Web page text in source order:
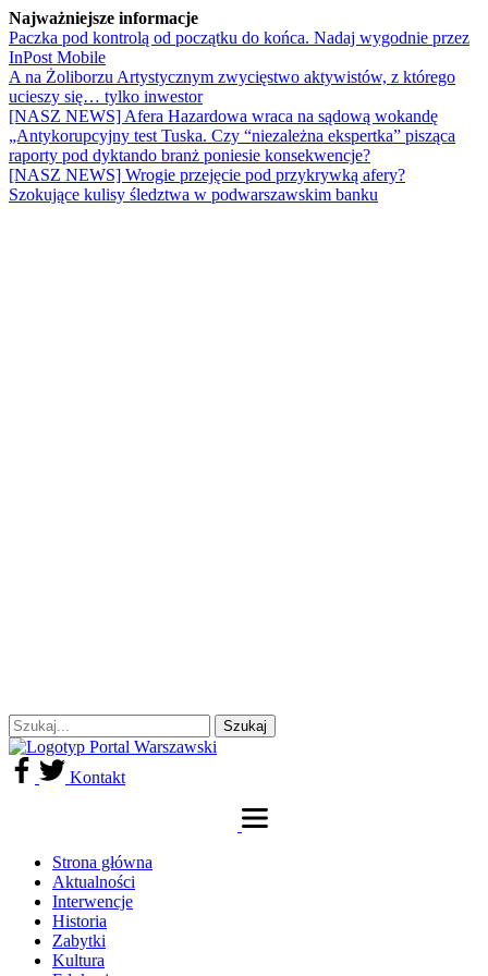
Najważniejsze informacje
Paczka pod kontrolą od początku do końca. Nadaj wygodnie przez
InPost Mobile
A na Żoliborzu Artystycznym zwycięstwo aktywistów, z którego
ucieszy się… tylko inwestor
[NASZ NEWS] Afera Hazardowa wraca na sądową wokandę
„Antykorupcyjny test Tuska. Czy “niezależna ekspertka” pisząca
raporty pod dyktando branż poniesie konsekwencje?
[NASZ NEWS] Wrogie przejęcie pod przykrywką afery?
Szokujące kulisy śledztwa w podwarszawskim banku
Kontakt
Strona główna
Aktualności
Interwencje
Historia
Zabytki
Kultura